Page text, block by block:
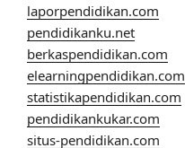
laporpendidikan.com
pendidikanku.net
berkaspendidikan.com
elearningpendidikan.com
statistikapendidikan.com
pendidikankukar.com
situs-pendidikan.com